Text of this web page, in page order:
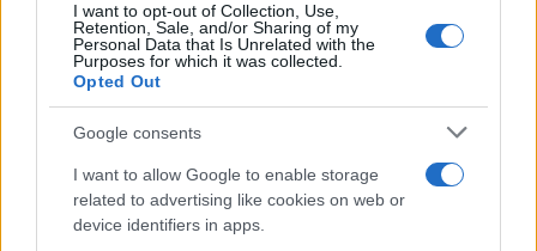
I want to opt-out of Collection, Use,
Retention, Sale, and/or Sharing of my
Personal Data that Is Unrelated with the
Purposes for which it was collected.
Opted Out
Google consents
I want to allow Google to enable storage
related to advertising like cookies on web or
device identifiers in apps.
Πιο σχολιασμένα
Canadair 515: Οι πρώτες εικόνες από την
κατασκευή του αεροσκάφους που θα
επιχειρεί και τη νύχτα στα μέτωπα της
Marfin: Η 46χρονη πήρε προθεσμία για
να απολογηθεί την Τρίτη – «Είναι αθώα,
συμμετείχε στη διαδήλωση όπως και